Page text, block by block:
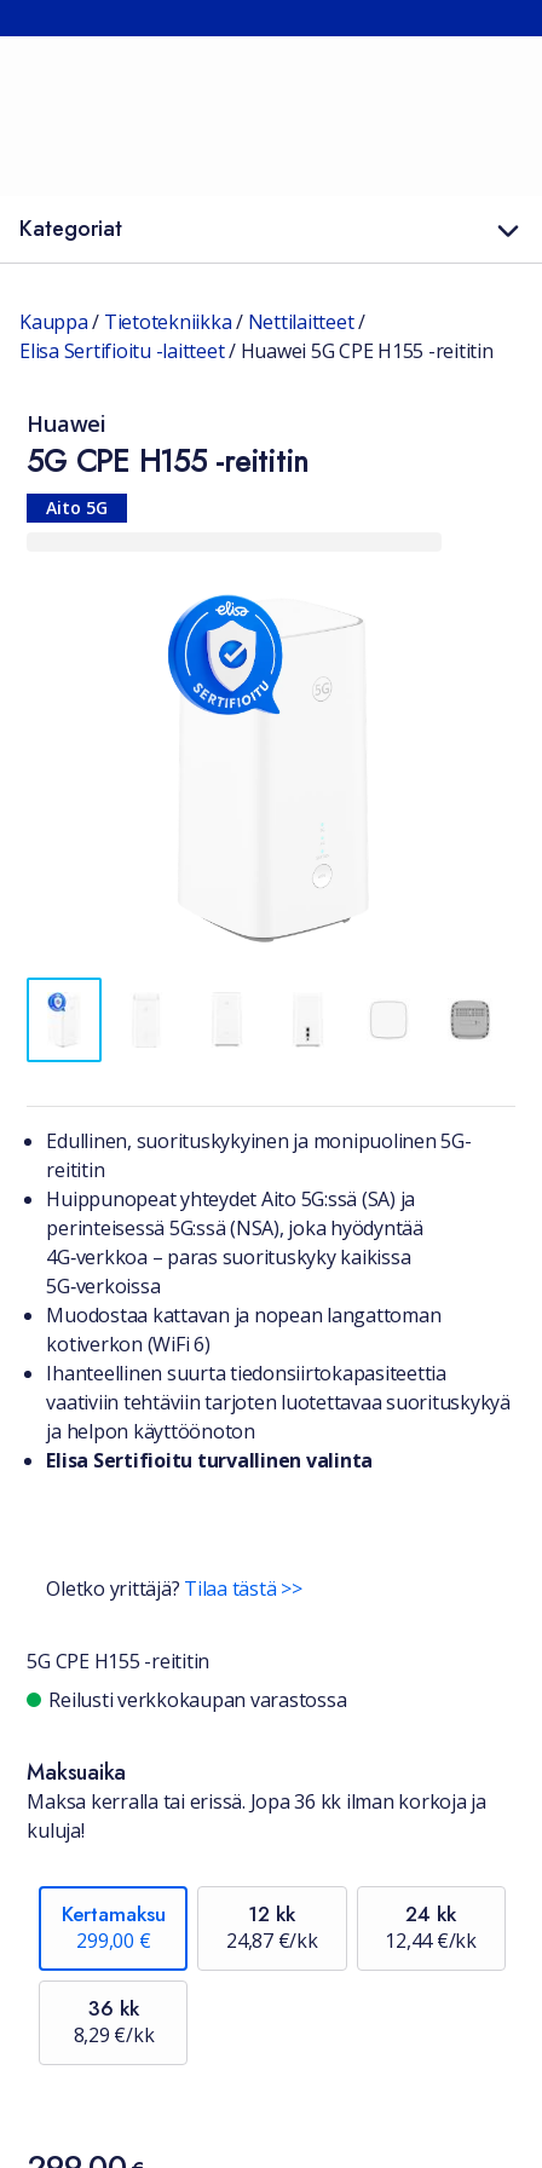
Kategoriat
Kauppa/ Tietotekniikka/ Nettilaitteet/
Elisa Sertifioitu -laitteet/ Huawei 5G CPE H155 -reititin
5G CPE H155 -reititin
Huawei
Aito 5G
Tuotteesta lyhyesti
Edullinen, suorituskykyinen ja monipuolinen 5G-
reititin
Huippunopeat yhteydet Aito 5G:ssä (SA) ja
perinteisessä 5G:ssä (NSA), joka hyödyntää
4G‑verkkoa – paras suorituskyky kaikissa
5G‑verkoissa
Muodostaa kattavan ja nopean langattoman
kotiverkon (WiFi 6)
Ihanteellinen suurta tiedonsiirtokapasiteettia
vaativiin tehtäviin tarjoten luotettavaa suorituskykyä
ja helpon käyttöönoton
Elisa Sertifioitu turvallinen valinta
Oletko yrittäjä? Tilaa tästä >>
5G CPE H155 -reititin
Saatavuustiedot
Reilusti verkkokaupan varastossa
Maksuaika
Maksa kerralla tai erissä. Jopa 36 kk ilman korkoja ja
kuluja!
Kertamaksu
299,00 €
12 kk
24,87 €/kk
24 kk
12,44 €/kk
36 kk
8,29 €/kk
Hinta
299,00 €